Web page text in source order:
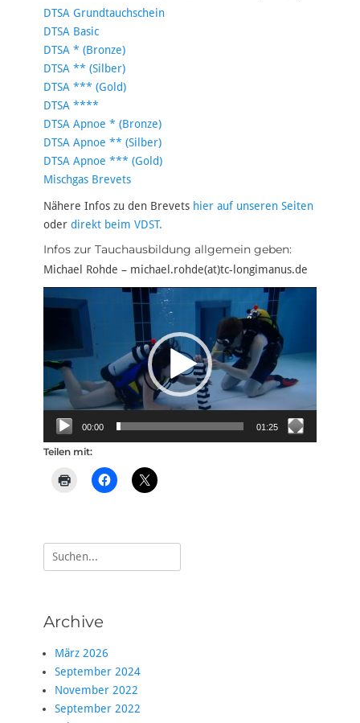
DTSA Grundtauchschein
DTSA Basic
DTSA * (Bronze)
DTSA ** (Silber)
DTSA *** (Gold)
DTSA ****
DTSA Apnoe * (Bronze)
DTSA Apnoe ** (Silber)
DTSA Apnoe *** (Gold)
Mischgas Brevets
Nähere Infos zu den Brevets hier auf unseren Seiten
oder direkt beim VDST.
Infos zur Tauchausbildung allgemein geben:
Michael Rohde – michael.rohde(at)tc-longimanus.de
Video-
00:00 01:25
Teilen mit:
Suche
nach:
Archive
März 2026
September 2024
November 2022
September 2022